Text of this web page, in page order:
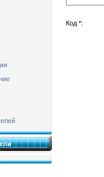
Код *: